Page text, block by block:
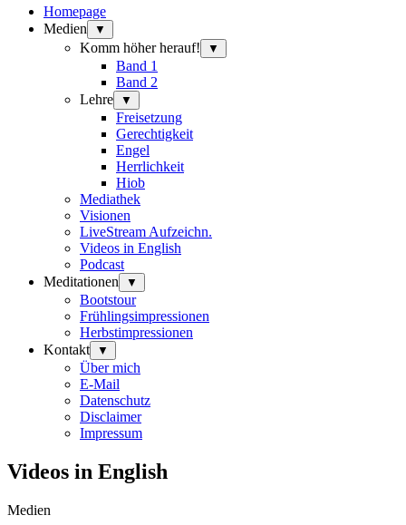
Homepage
Medien
▼
Komm höher herauf! ▼
Band 1
Band 2
Lehre
▼
Freisetzung
Gerechtigkeit
Engel
Herrlichkeit
Hiob
Mediathek
Visionen
LiveStream Aufzeichn.
Videos in English
Podcast
Meditationen
▼
Bootstour
Frühlingsimpressionen
Herbstimpressionen
Kontakt
▼
Über mich
E-Mail
Datenschutz
Disclaimer
Impressum
Videos in English
Medien